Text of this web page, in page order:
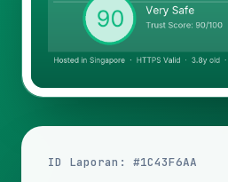
ID Laporan: #1C43F6AA